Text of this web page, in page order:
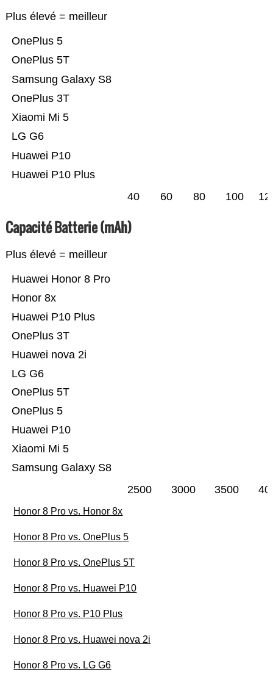
Plus élevé = meilleur
Huawei P10 Plus
Huawei P10
LG G6
Xiaomi Mi 5
OnePlus 3T
Samsung Galaxy S8
OnePlus 5T
OnePlus 5
40 60 80 100
Capacité Batterie (mAh)
Plus élevé = meilleur
Samsung Galaxy S8
Xiaomi Mi 5
Huawei P10
OnePlus 5
OnePlus 5T
LG G6
Huawei nova 2i
OnePlus 3T
Huawei P10 Plus
Honor 8x
Huawei Honor 8 Pro
2500 3000 3500
Honor 8 Pro vs. Honor 8x
Honor 8 Pro vs. OnePlus 5
Honor 8 Pro vs. OnePlus 5T
Honor 8 Pro vs. Huawei P10
Honor 8 Pro vs. P10 Plus
Honor 8 Pro vs. Huawei nova 2i
Honor 8 Pro vs. LG G6